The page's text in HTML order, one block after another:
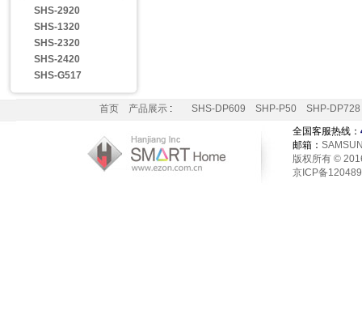
SHS-2920
SHS-1320
SHS-2320
SHS-2420
SHS-G517
首页 产品展示: SHS-DP609 SHP-P50
SHP-DP728
全国客服热线：
邮箱：
版权所有 ©
京ICP备